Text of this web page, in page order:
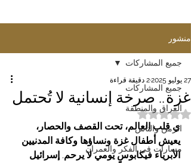
منشور
جميع المشاركات
العراق والمنطقة
الزمن والناس
مسارات في الفكر والعمران
جميع المشاركات
غزة.. صرخة إنسانية لا تُحتمل
27 يوليو 2025 2 دقيقة قراءة
تم التقييم بـ ليس رقمًا من أصل 5 نجوم.
ي قلب العالم، تحت القصف والحصار،
يعيش أطفال غزة ونساؤها وكافة المدنيين
الأبرياء فيكابوسٍ يومي لا يرحم. إسرائيل